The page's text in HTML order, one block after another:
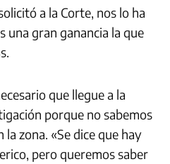
a la Corte, nos lo ha
una gran ganancia la que
que llegue a la
porque no sabemos
zona. «Se dice que hay
pero queremos saber